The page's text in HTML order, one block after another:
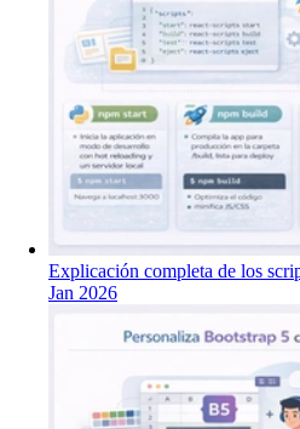
Explicación completa de los
Jan 2026